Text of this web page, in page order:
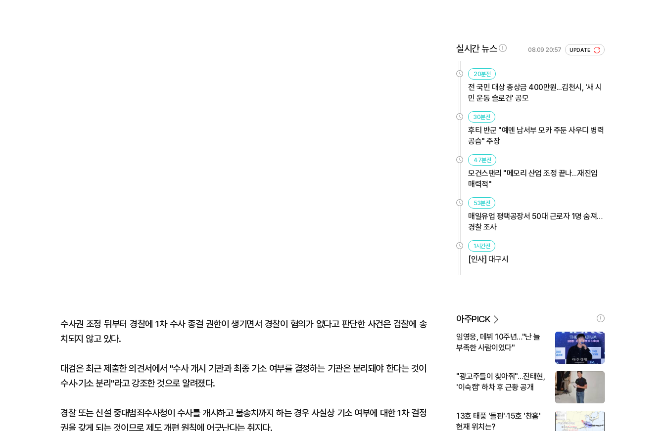
수사권 조정 뒤부터 경찰에 1차 수사 종결 권한이 생기면서 경찰이 혐의가 없다고 판단한 사건은 검찰에 송
치되지 않고 있다.
대검은 최근 제출한 의견서에서 "수사 개시 기관과 최종 기소 여부를 결정하는 기관은 분리돼야 한다는 것이
수사·기소 분리"라고 강조한 것으로 알려졌다.
경찰 또는 신설 중대범죄수사청이 수사를 개시하고 불송치까지 하는 경우 사실상 기소 여부에 대한 1차 결정
권을 갖게 되는 것이므로 제도 개편 원칙에 어긋난다는 취지다.
실시간 뉴스 08.09 20:57 UPDATE
20분전
전 국민 대상 총상금 400만원...김천시, '새 시
민 운동 슬로건' 공모
30분전
후티 반군 "예멘 남서부 모카 주둔 사우디 병력
공습" 주장
47분전
모건스탠리 "메모리 산업 조정 끝나…재진입
매력적"
53분전
매일유업 평택공장서 50대 근로자 1명 숨져…
경찰 조사
1시간전
[인사] 대구시
아주PICK
임영웅, 데뷔 10주년…"난 늘
부족한 사람이었다"
"광고주들이 찾아줘"…진태현,
'이숙캠' 하차 후 근황 공개
13호 태풍 '돌핀'·15호 '찬홈'
현재 위치는?